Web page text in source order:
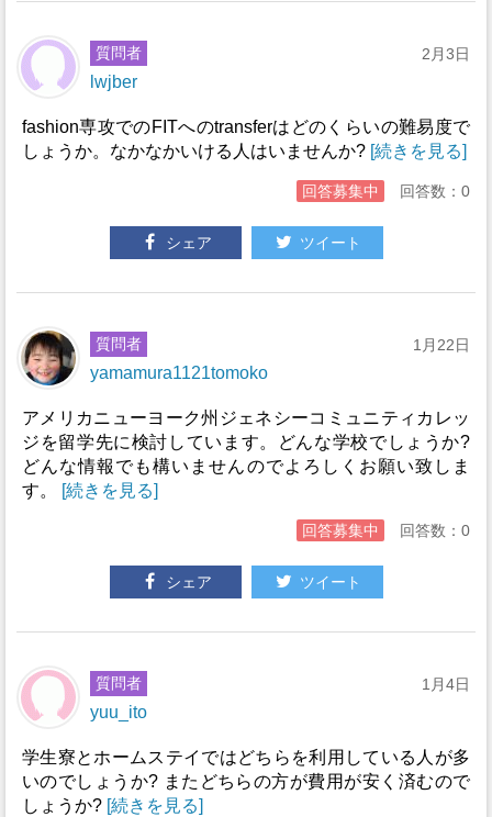
質問者
lwjber
2月3日
fashion専攻でのFITへのtransferはどのくらいの難易度で
しょうか。なかなかいける人はいませんか? [続きを見る]
回答募集中 回答数：0
シェア ツイート
質問者
yamamura1121tomoko
1月22日
アメリカニューヨーク州ジェネシーコミュニティカレッ
ジを留学先に検討しています。どんな学校でしょうか?
どんな情報でも構いませんのでよろしくお願い致しま
す。
[続きを見る]
回答募集中 回答数：0
シェア ツイート
質問者
yuu_ito
1月4日
学生寮とホームステイではどちらを利用している人が多
いのでしょうか? またどちらの方が費用が安く済むので
しょうか? [続きを見る]